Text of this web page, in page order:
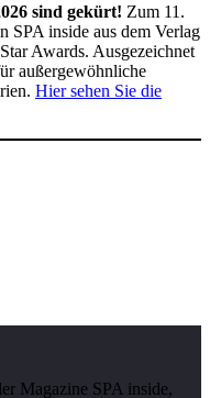
sind gekürt! Zum 11.
SPA inside aus dem Verlag
Awards. Ausgezeichnet
außergewöhnliche
Hier sehen Sie die
Magazine SPA inside,